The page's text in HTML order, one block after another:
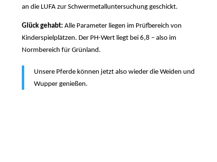
an die LUFA zur Schwermetalluntersuchung geschickt.
Glück gehabt: Alle Parameter liegen im Prüfbereich von
Kinderspielplätzen. Der PH-Wert liegt bei 6,8 – also im
Normbereich für Grünland.
Unsere Pferde können jetzt also wieder die Weiden und
Wupper genießen.